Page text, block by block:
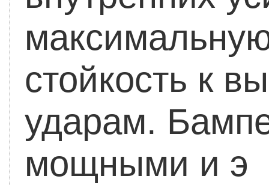
стойкость к
ударам.
мощными и э